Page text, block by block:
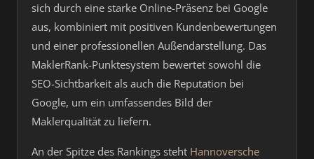
sich durch eine starke Online-Präsenz bei Google
aus, kombiniert mit positiven Kundenbewertungen
und einer professionellen Außendarstellung. Das
MaklerRank-Punktesystem bewertet sowohl die
SEO-Sichtbarkeit als auch die Reputation bei
Google, um ein umfassendes Bild der
Maklerqualität zu liefern.
An der Spitze des Rankings steht Hannoversche